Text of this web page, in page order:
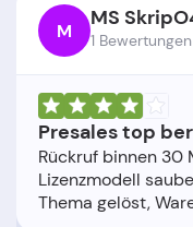
M MS
1 Bewertungen
Presales top
Rückruf binnen 30
Lizenzmodell